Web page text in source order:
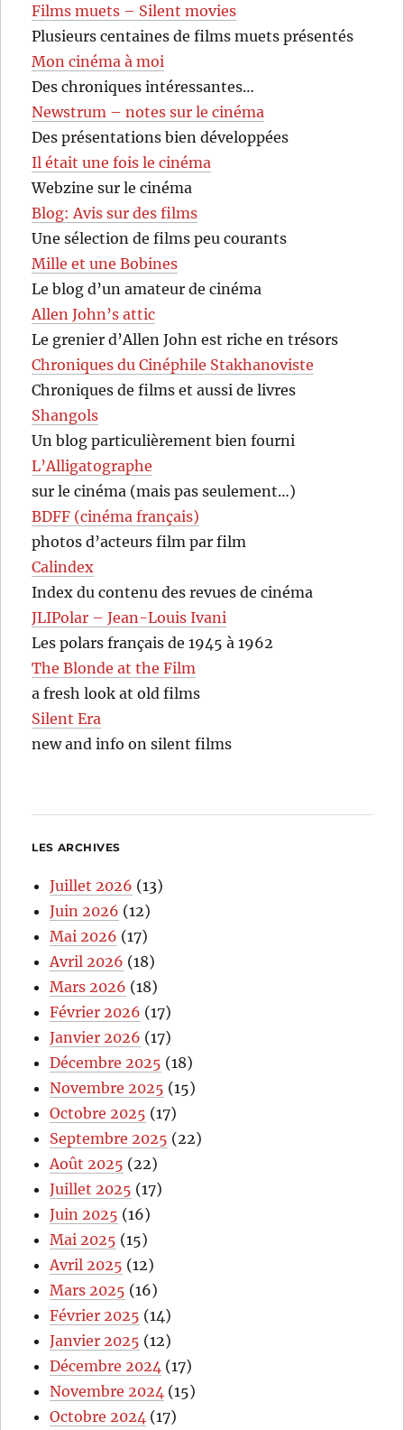
Films muets – Silent movies
Plusieurs centaines de films muets présentés
Mon cinéma à moi
Des chroniques intéressantes…
Newstrum – notes sur le cinéma
Des présentations bien développées
Il était une fois le cinéma
Webzine sur le cinéma
Blog: Avis sur des films
Une sélection de films peu courants
Mille et une Bobines
Le blog d’un amateur de cinéma
Allen John’s attic
Le grenier d’Allen John est riche en trésors
Chroniques du Cinéphile Stakhanoviste
Chroniques de films et aussi de livres
Shangols
Un blog particulièrement bien fourni
L’Alligatographe
sur le cinéma (mais pas seulement…)
BDFF (cinéma français)
photos d’acteurs film par film
Calindex
Index du contenu des revues de cinéma
JLIPolar – Jean-Louis Ivani
Les polars français de 1945 à 1962
The Blonde at the Film
a fresh look at old films
Silent Era
new and info on silent films
LES ARCHIVES
Juillet 2026 (13)
Juin 2026 (12)
Mai 2026 (17)
Avril 2026 (18)
Mars 2026 (18)
Février 2026 (17)
Janvier 2026 (17)
Décembre 2025 (18)
Novembre 2025 (15)
Octobre 2025 (17)
Septembre 2025 (22)
Août 2025 (22)
Juillet 2025 (17)
Juin 2025 (16)
Mai 2025 (15)
Avril 2025 (12)
Mars 2025 (16)
Février 2025 (14)
Janvier 2025 (12)
Décembre 2024 (17)
Novembre 2024 (15)
Octobre 2024 (17)